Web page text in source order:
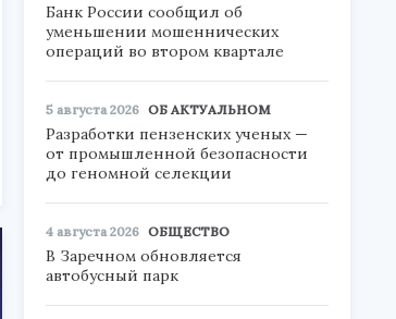
Банк России сообщил об
уменьшении мошеннических
операций во втором квартале
5 августа 2026 ОБ АКТУАЛЬНОМ
Разработки пензенских ученых —
от промышленной безопасности
до геномной селекции
4 августа 2026 ОБЩЕСТВО
В Заречном обновляется
автобусный парк